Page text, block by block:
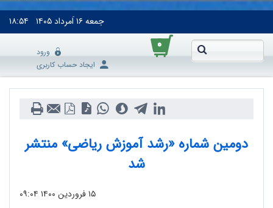
جمعه۱۶ اَمرداد ۱۴۰۵ ۱۸:۵۴
۰
ورود
ایجاد حساب کاربری
دومین شماره «رشد آموزش ریاضی» منتشر
شد
۱۵ فروردین ۱۴۰۰ ۰۹:۰۴